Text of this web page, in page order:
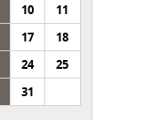
10
11
17
18
24
25
31